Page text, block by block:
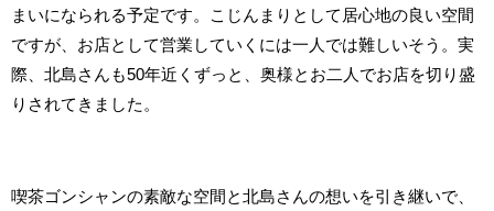
まいになられる予定です。こじんまりとして居心地の良い空間
ですが、お店として営業していくには一人では難しいそう。実
際、北島さんも50年近くずっと、奥様とお二人でお店を切り盛
りされてきました。
喫茶ゴンシャンの素敵な空間と北島さんの想いを引き継いで、